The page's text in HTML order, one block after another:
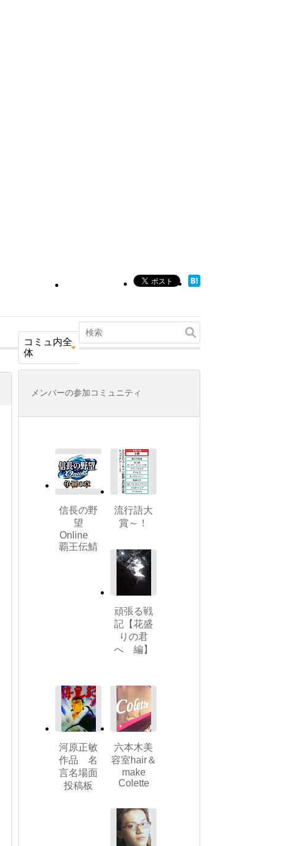
コミュ内全
体
メンバーの参加コミュニティ
信長の野
望
Online
覇王伝鯖
流行語大
賞～！
頑張る戦
記【花盛
りの君
へ 編】
河原正敏
作品 名
言名場面
投稿板
六本木美
容室hair＆
make
Colette